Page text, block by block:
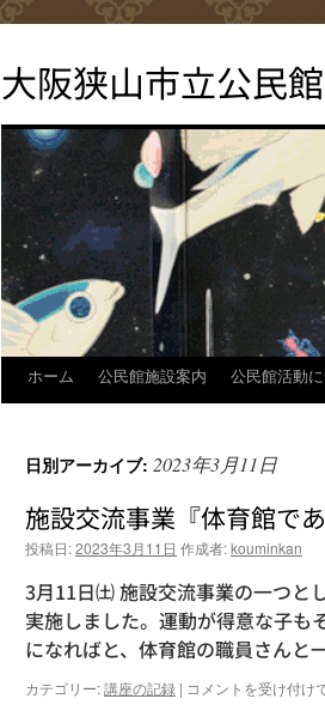
テ
ン
へ
ッ
大阪狭山市立公民館
ホーム 公民館施設案内 公民館活動
日別アーカイブ: 2023年3月11日
施設交流事業『体育館で
投稿日:2023年3月11日 作成者:kouminkan
3月11日㈯ 施設交流事業の一つと
実施しました。運動が得意な子も
になればと、体育館の職員さん
カテゴリー:講座の記録 | 施
コメントを受け付け